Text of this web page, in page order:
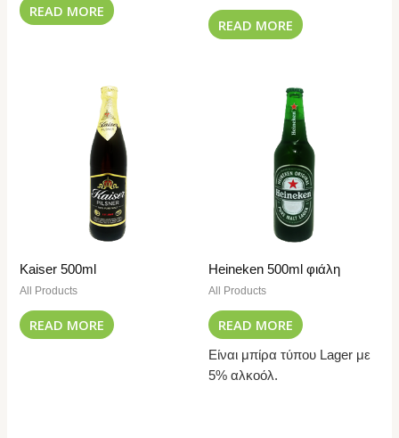
READ MORE
READ MORE
Kaiser 500ml
All Products
READ MORE
Heineken 500ml φιάλη
All Products
READ MORE
Είναι μπίρα τύπου Lager με
5% αλκοόλ.